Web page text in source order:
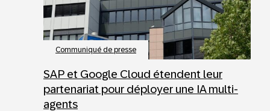
Communiqué de presse
SAP et Google Cloud étendent leur
partenariat pour déployer une IA multi-
agents